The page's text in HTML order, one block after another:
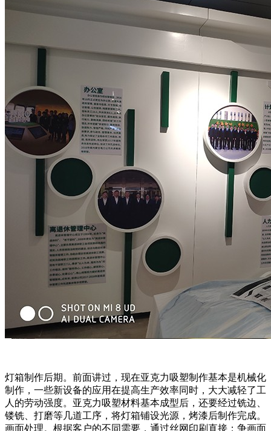
灯箱制作后期。前面讲过，现在亚克力吸塑制作基本是机械化
制作，一些新设备的应用在提高生产效率同时，大大减轻了工
人的劳动强度。亚克力吸塑材料基本成型后，还要经过铣边、
镂铣、打磨等几道工序，将灯箱铺设光源，烤漆后制作完成。
画面处理。根据客户的不同需要，通过丝网印刷直接；争画面